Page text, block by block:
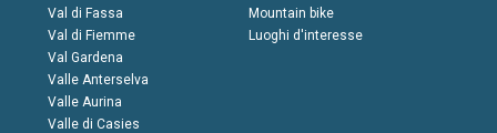
Val di Fassa
Val di Fiemme
Val Gardena
Valle Anterselva
Valle Aurina
Valle di Casies
Mountain bike
Luoghi d'interesse